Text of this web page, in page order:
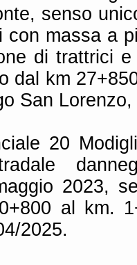
senso
massa a
di trattrici e
dal km
San
20
2023,
al km.
2025.